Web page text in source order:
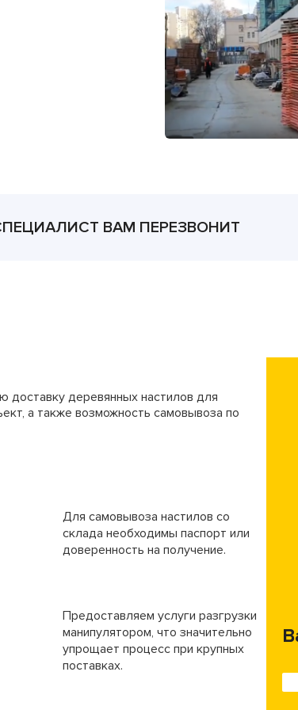
ВАМ ПЕРЕЗВОНИТ
доставку деревянных настилов для
а также возможность самовывоза по
Для самовывоза настилов со
склада необходимы паспорт или
доверенность на получение.
Предоставляем услуги разгрузки
манипулятором, что значительно
упрощает процесс при крупных
поставках.